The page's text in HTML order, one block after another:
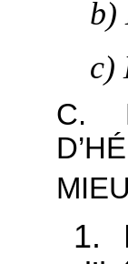
b)
c)
C.
1.